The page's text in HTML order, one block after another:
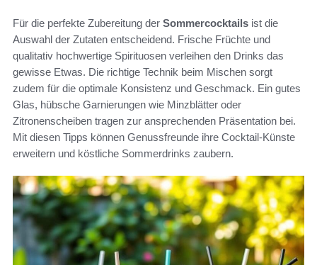
Für die perfekte Zubereitung der Sommercocktails ist die
Auswahl der Zutaten entscheidend. Frische Früchte und
qualitativ hochwertige Spirituosen verleihen den Drinks das
gewisse Etwas. Die richtige Technik beim Mischen sorgt
zudem für die optimale Konsistenz und Geschmack. Ein gutes
Glas, hübsche Garnierungen wie Minzblätter oder
Zitronenscheiben tragen zur ansprechenden Präsentation bei.
Mit diesen Tipps können Genussfreunde ihre Cocktail-Künste
erweitern und köstliche Sommerdrinks zaubern.